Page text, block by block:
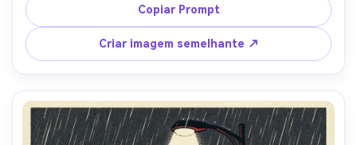
cal, preto e rosa, grão de fotocópia e meio tom, bordas
de papel cortado áspero, área de manchete como um
masthead de revista com texto de edição menor, energia
de rua nervosa, lente de 85mm, profundidade de campo
rasa, iluminação cinematográfica suave-AR 4:5
Copiar Prompt
Criar imagem semelhante ↗